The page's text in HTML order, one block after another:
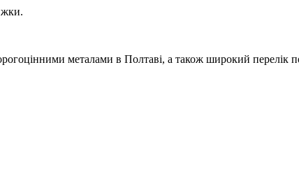
металами в Полтаві, а також широкий перелік